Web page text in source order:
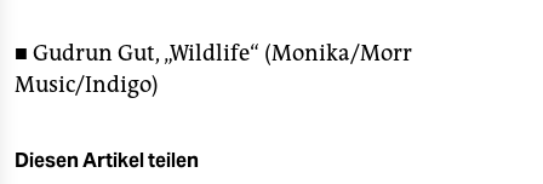
■ Gudrun Gut, „Wildlife“ (Monika/Morr
Music/Indigo)
Diesen Artikel teilen